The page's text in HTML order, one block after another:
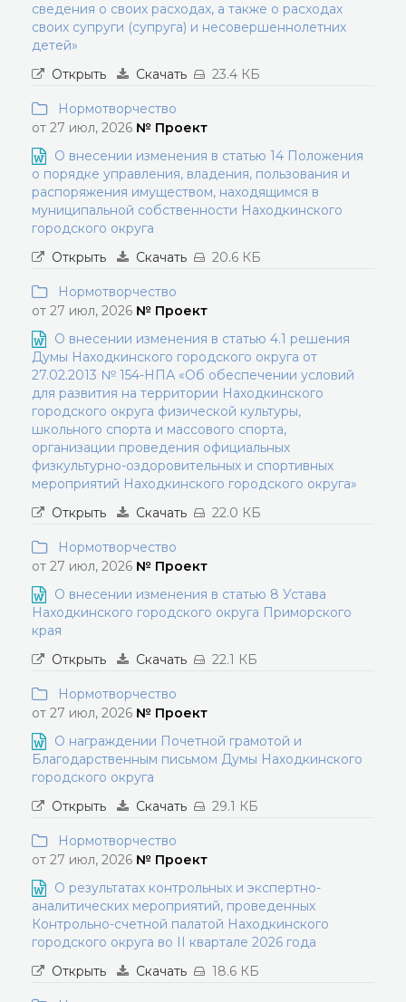
сведения о своих расходах, а также о расходах
своих супруги (супруга) и несовершеннолетних
детей»
Открыть
Скачать 23.4 КБ
Нормотворчество
от 27 июл, 2026 № Проект
О внесении изменения в статью 14 Положения
о порядке управления, владения, пользования и
распоряжения имуществом, находящимся в
муниципальной собственности Находкинского
городского округа
Открыть
Скачать 20.6 КБ
Нормотворчество
от 27 июл, 2026 № Проект
О внесении изменения в статью 4.1 решения
Думы Находкинского городского округа от
27.02.2013 № 154-НПА «Об обеспечении условий
для развития на территории Находкинского
городского округа физической культуры,
школьного спорта и массового спорта,
организации проведения официальных
физкультурно-оздоровительных и спортивных
мероприятий Находкинского городского округа»
Открыть
Скачать 22.0 КБ
Нормотворчество
от 27 июл, 2026 № Проект
О внесении изменения в статью 8 Устава
Находкинского городского округа Приморского
края
Открыть
Скачать 22.1 КБ
Нормотворчество
от 27 июл, 2026 № Проект
О награждении Почетной грамотой и
Благодарственным письмом Думы Находкинского
городского округа
Открыть
Скачать 29.1 КБ
Нормотворчество
от 27 июл, 2026 № Проект
О результатах контрольных и экспертно-
аналитических мероприятий, проведенных
Контрольно-счетной палатой Находкинского
городского округа во II квартале 2026 года
Открыть
Скачать 18.6 КБ